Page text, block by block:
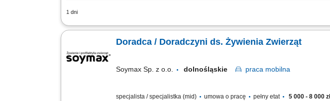
1 dni
Opis stanowiska prowadzenie konsultacji z klientami i rozwijanie
Doradca / Doradczyni ds. Żywienia Zwierząt
Soymax Sp. z o.o. dolnośląskie praca mobilna
specjalista / specjalistka (mid) umowa o pracę pełny etat 5 000 - 8 000 zł